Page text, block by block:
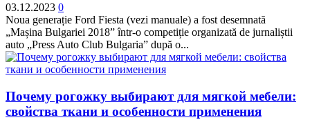
03.12.2023 0
Noua generație Ford Fiesta (vezi manuale) a fost desemnată
„Mașina Bulgariei 2018” într-o competiție organizată de jurnaliștii
auto „Press Auto Club Bulgaria” după o...
Почему рогожку выбирают для мягкой мебели:
свойства ткани и особенности применения